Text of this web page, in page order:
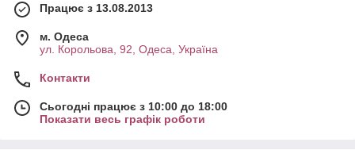
Працює з 13.08.2013
м. Одеса
ул. Корольова, 92, Одеса, Україна
Контакти
Сьогодні працює з 10:00 до 18:00
Показати весь графік роботи